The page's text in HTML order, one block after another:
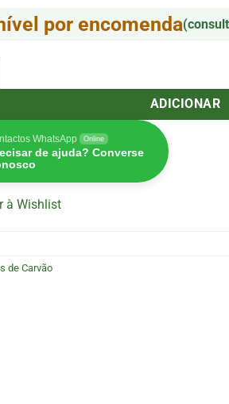
por encomenda
Filtro Pure Filter 250/600mm (1420m3/h)
ADICIONAR
WhatsApp Online
de ajuda? Converse
à Wishlist
de Carvão